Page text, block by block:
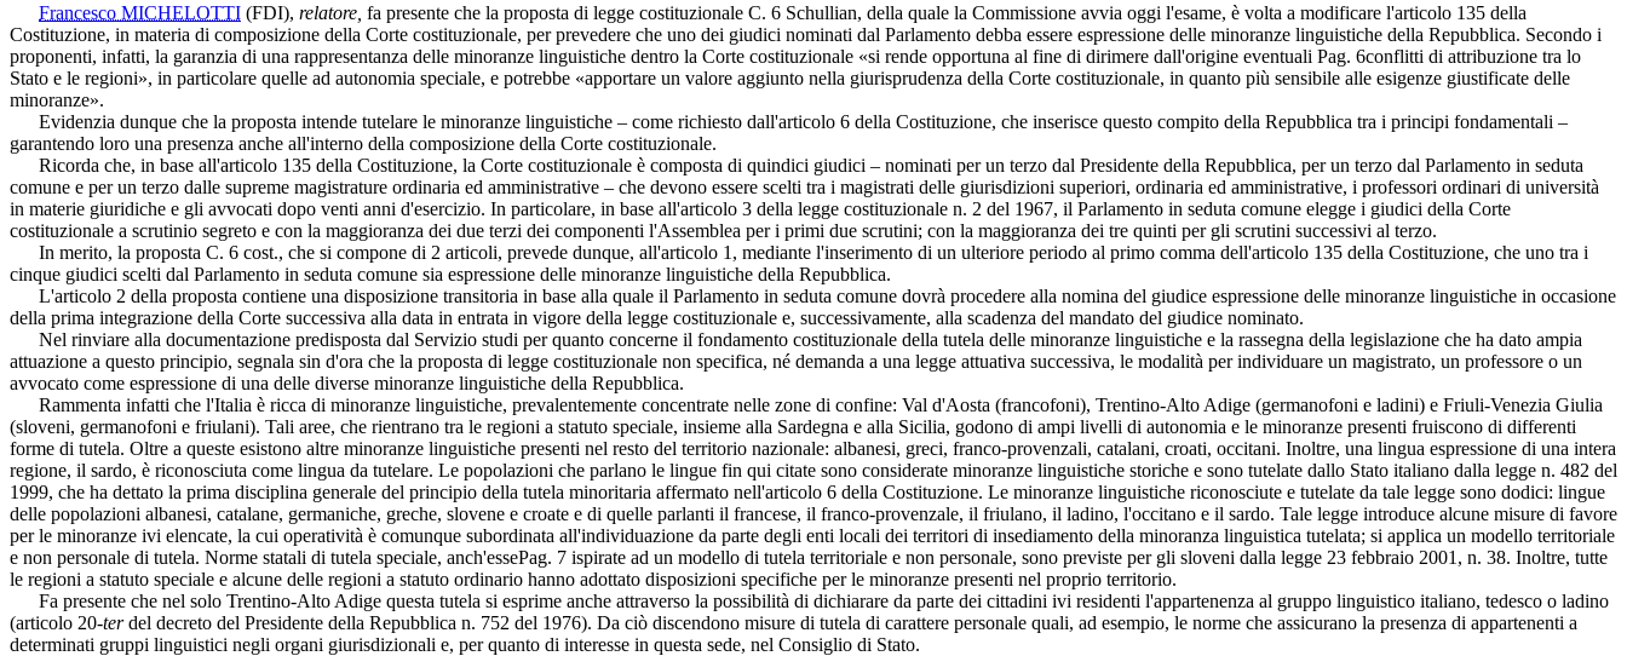
Francesco MICHELOTTI (FDI), relatore, fa presente che la proposta di legge costituzionale C. 6 Schullian, della quale la Commissione avvia oggi l'esame, è volta a modificare l'articolo 135 della
Costituzione, in materia di composizione della Corte costituzionale, per prevedere che uno dei giudici nominati dal Parlamento debba essere espressione delle minoranze linguistiche della Repubblica. Secondo i
proponenti, infatti, la garanzia di una rappresentanza delle minoranze linguistiche dentro la Corte costituzionale «si rende opportuna al fine di dirimere dall'origine eventuali Pag. 6conflitti di attribuzione tra lo
Stato e le regioni», in particolare quelle ad autonomia speciale, e potrebbe «apportare un valore aggiunto nella giurisprudenza della Corte costituzionale, in quanto più sensibile alle esigenze giustificate delle
minoranze».
Evidenzia dunque che la proposta intende tutelare le minoranze linguistiche – come richiesto dall'articolo 6 della Costituzione, che inserisce questo compito della Repubblica tra i principi fondamentali –
garantendo loro una presenza anche all'interno della composizione della Corte costituzionale.
Ricorda che, in base all'articolo 135 della Costituzione, la Corte costituzionale è composta di quindici giudici – nominati per un terzo dal Presidente della Repubblica, per un terzo dal Parlamento in seduta
comune e per un terzo dalle supreme magistrature ordinaria ed amministrative – che devono essere scelti tra i magistrati delle giurisdizioni superiori, ordinaria ed amministrative, i professori ordinari di università
in materie giuridiche e gli avvocati dopo venti anni d'esercizio. In particolare, in base all'articolo 3 della legge costituzionale n. 2 del 1967, il Parlamento in seduta comune elegge i giudici della Corte
costituzionale a scrutinio segreto e con la maggioranza dei due terzi dei componenti l'Assemblea per i primi due scrutini; con la maggioranza dei tre quinti per gli scrutini successivi al terzo.
In merito, la proposta C. 6 cost., che si compone di 2 articoli, prevede dunque, all'articolo 1, mediante l'inserimento di un ulteriore periodo al primo comma dell'articolo 135 della Costituzione, che uno tra i
cinque giudici scelti dal Parlamento in seduta comune sia espressione delle minoranze linguistiche della Repubblica.
L'articolo 2 della proposta contiene una disposizione transitoria in base alla quale il Parlamento in seduta comune dovrà procedere alla nomina del giudice espressione delle minoranze linguistiche in occasione
della prima integrazione della Corte successiva alla data in entrata in vigore della legge costituzionale e, successivamente, alla scadenza del mandato del giudice nominato.
Nel rinviare alla documentazione predisposta dal Servizio studi per quanto concerne il fondamento costituzionale della tutela delle minoranze linguistiche e la rassegna della legislazione che ha dato ampia
attuazione a questo principio, segnala sin d'ora che la proposta di legge costituzionale non specifica, né demanda a una legge attuativa successiva, le modalità per individuare un magistrato, un professore o un
avvocato come espressione di una delle diverse minoranze linguistiche della Repubblica.
Rammenta infatti che l'Italia è ricca di minoranze linguistiche, prevalentemente concentrate nelle zone di confine: Val d'Aosta (francofoni), Trentino-Alto Adige (germanofoni e ladini) e Friuli-Venezia Giulia
(sloveni, germanofoni e friulani). Tali aree, che rientrano tra le regioni a statuto speciale, insieme alla Sardegna e alla Sicilia, godono di ampi livelli di autonomia e le minoranze presenti fruiscono di differenti
forme di tutela. Oltre a queste esistono altre minoranze linguistiche presenti nel resto del territorio nazionale: albanesi, greci, franco-provenzali, catalani, croati, occitani. Inoltre, una lingua espressione di una intera
regione, il sardo, è riconosciuta come lingua da tutelare. Le popolazioni che parlano le lingue fin qui citate sono considerate minoranze linguistiche storiche e sono tutelate dallo Stato italiano dalla legge n. 482 del
1999, che ha dettato la prima disciplina generale del principio della tutela minoritaria affermato nell'articolo 6 della Costituzione. Le minoranze linguistiche riconosciute e tutelate da tale legge sono dodici: lingue
delle popolazioni albanesi, catalane, germaniche, greche, slovene e croate e di quelle parlanti il francese, il franco-provenzale, il friulano, il ladino, l'occitano e il sardo. Tale legge introduce alcune misure di favore
per le minoranze ivi elencate, la cui operatività è comunque subordinata all'individuazione da parte degli enti locali dei territori di insediamento della minoranza linguistica tutelata; si applica un modello territoriale
e non personale di tutela. Norme statali di tutela speciale, anch'essePag. 7 ispirate ad un modello di tutela territoriale e non personale, sono previste per gli sloveni dalla legge 23 febbraio 2001, n. 38. Inoltre, tutte
le regioni a statuto speciale e alcune delle regioni a statuto ordinario hanno adottato disposizioni specifiche per le minoranze presenti nel proprio territorio.
Fa presente che nel solo Trentino-Alto Adige questa tutela si esprime anche attraverso la possibilità di dichiarare da parte dei cittadini ivi residenti l'appartenenza al gruppo linguistico italiano, tedesco o ladino
(articolo 20-terdel decreto del Presidente della Repubblica n. 752 del 1976). Da ciò discendono misure di tutela di carattere personale quali, ad esempio, le norme che assicurano la presenza di appartenenti a
determinati gruppi linguistici negli organi giurisdizionali e, per quanto di interesse in questa sede, nel Consiglio di Stato.